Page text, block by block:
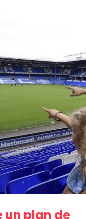
un plan de